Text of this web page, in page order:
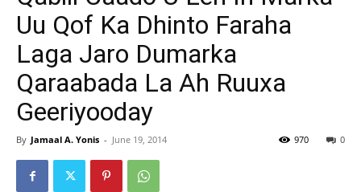
Uu Qof Ka Dhinto Faraha
Laga Jaro Dumarka
Qaraabada La Ah Ruuxa
Geeriyooday
By Jamaal A. Yonis - June 19, 2014 0
970